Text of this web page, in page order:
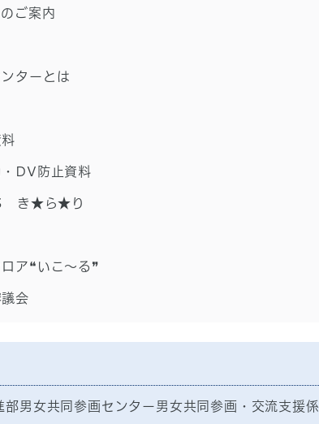
ご案内
ターとは
DV防止資料
き★ら★り
ア❝いこ～る❞
会
部男女共同参画センター男女共同参画・交流支援係